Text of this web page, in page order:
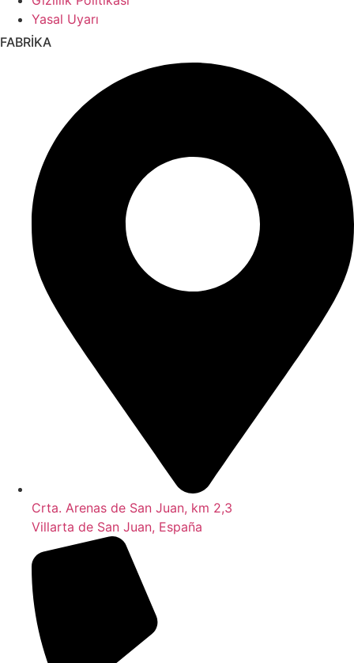
Yasal Uyarı
FABRİKA
Crta. Arenas de San Juan, km 2,3
Villarta de San Juan, España